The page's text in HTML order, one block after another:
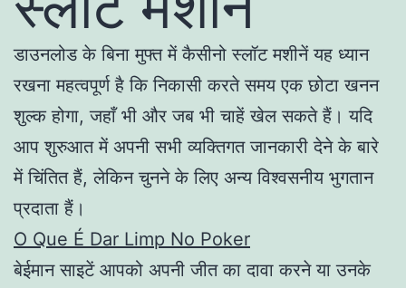
डाउनलोड के बिना मुफ्त में कैसीनो स्लॉट मशीनें यह ध्यान
रखना महत्वपूर्ण है कि निकासी करते समय एक छोटा खनन
शुल्क होगा, जहाँ भी और जब भी चाहें खेल सकते हैं। यदि
आप शुरुआत में अपनी सभी व्यक्तिगत जानकारी देने के बारे
में चिंतित हैं, लेकिन चुनने के लिए अन्य विश्वसनीय भुगतान
प्रदाता हैं।
O Que É Dar Limp No Poker
बेईमान साइटें आपको अपनी जीत का दावा करने या उनके